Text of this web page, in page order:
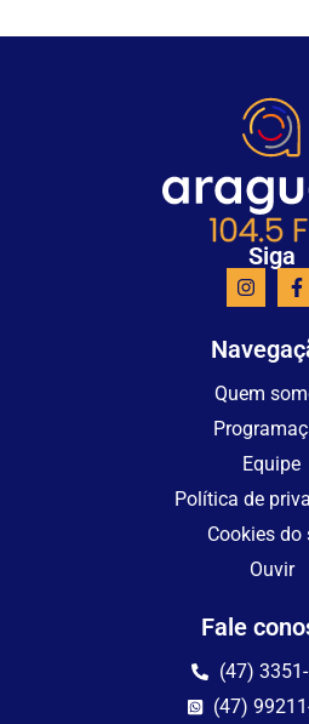
Siga
Quem
Equipe
Política de
Cookies do
Ouvir
Fale
(47)
(47)